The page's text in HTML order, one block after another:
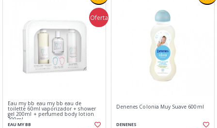
Oferta
Eau my bb eau my bb eau de
toilette 60ml vaporizador + shower
gel 200ml + perfumed body lotion
200ml
EAU MY BB
Denenes Colonia Muy Suave 600ml
DENENES